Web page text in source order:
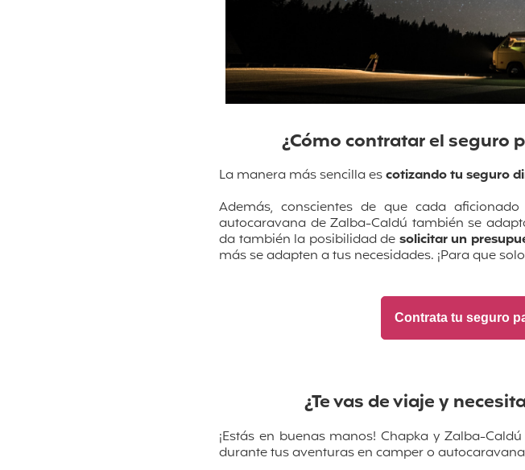
¿Cómo contratar el seguro
La manera más sencilla escotizando tu seguro
Además, conscientes de que cada
autocaravana de Zalba-Caldú también se
da también la posibilidad de solicitar un
más se adapten a tus necesidades. ¡Para que
Contrata tu seguro
¿Te vas de viaje y
¡Estás en buenas manos! Chapka y Zalba-
durante tus aventuras en camper o